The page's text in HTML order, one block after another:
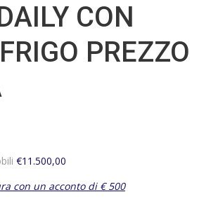
CON
PREZZO
€11.500,00
con un acconto di € 500